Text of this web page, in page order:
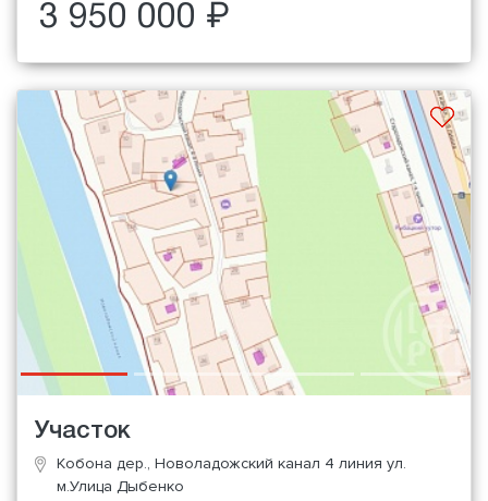
3 950 000 ₽
Участок
Кобона дер., Новоладожский канал 4 линия ул.
м.Улица Дыбенко